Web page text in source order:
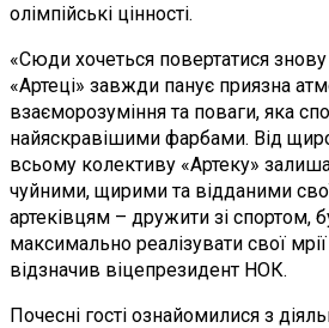
олімпійські цінності.
«Сюди хочеться повертатися
«Артеці» завжди панує приязна
взаєморозуміння та поваги, яка
найяскравішими фарбами. Від
всьому колективу «Артеку»
чуйними, щирими та відданими
артеківцям – дружити зі спортом,
максимально реалізувати свої мрії
відзначив віцепрезидент НОК.
Почесні гості ознайомилися з